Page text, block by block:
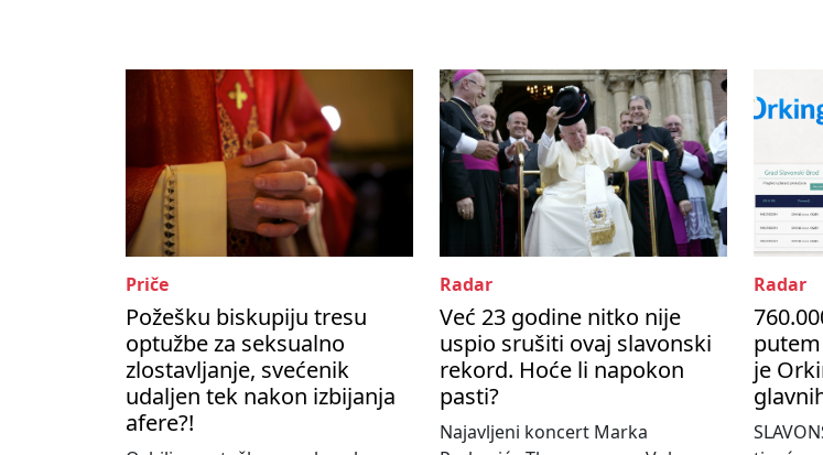
Priče
Požešku biskupiju tresu
optužbe za seksualno
zlostavljanje, svećenik
udaljen tek nakon izbijanja
afere?!
Radar
Već 23 godine nitko nije
uspio srušiti ovaj slavonski
rekord. Hoće li napokon
pasti?
Najavljeni koncert Marka
Radar
je